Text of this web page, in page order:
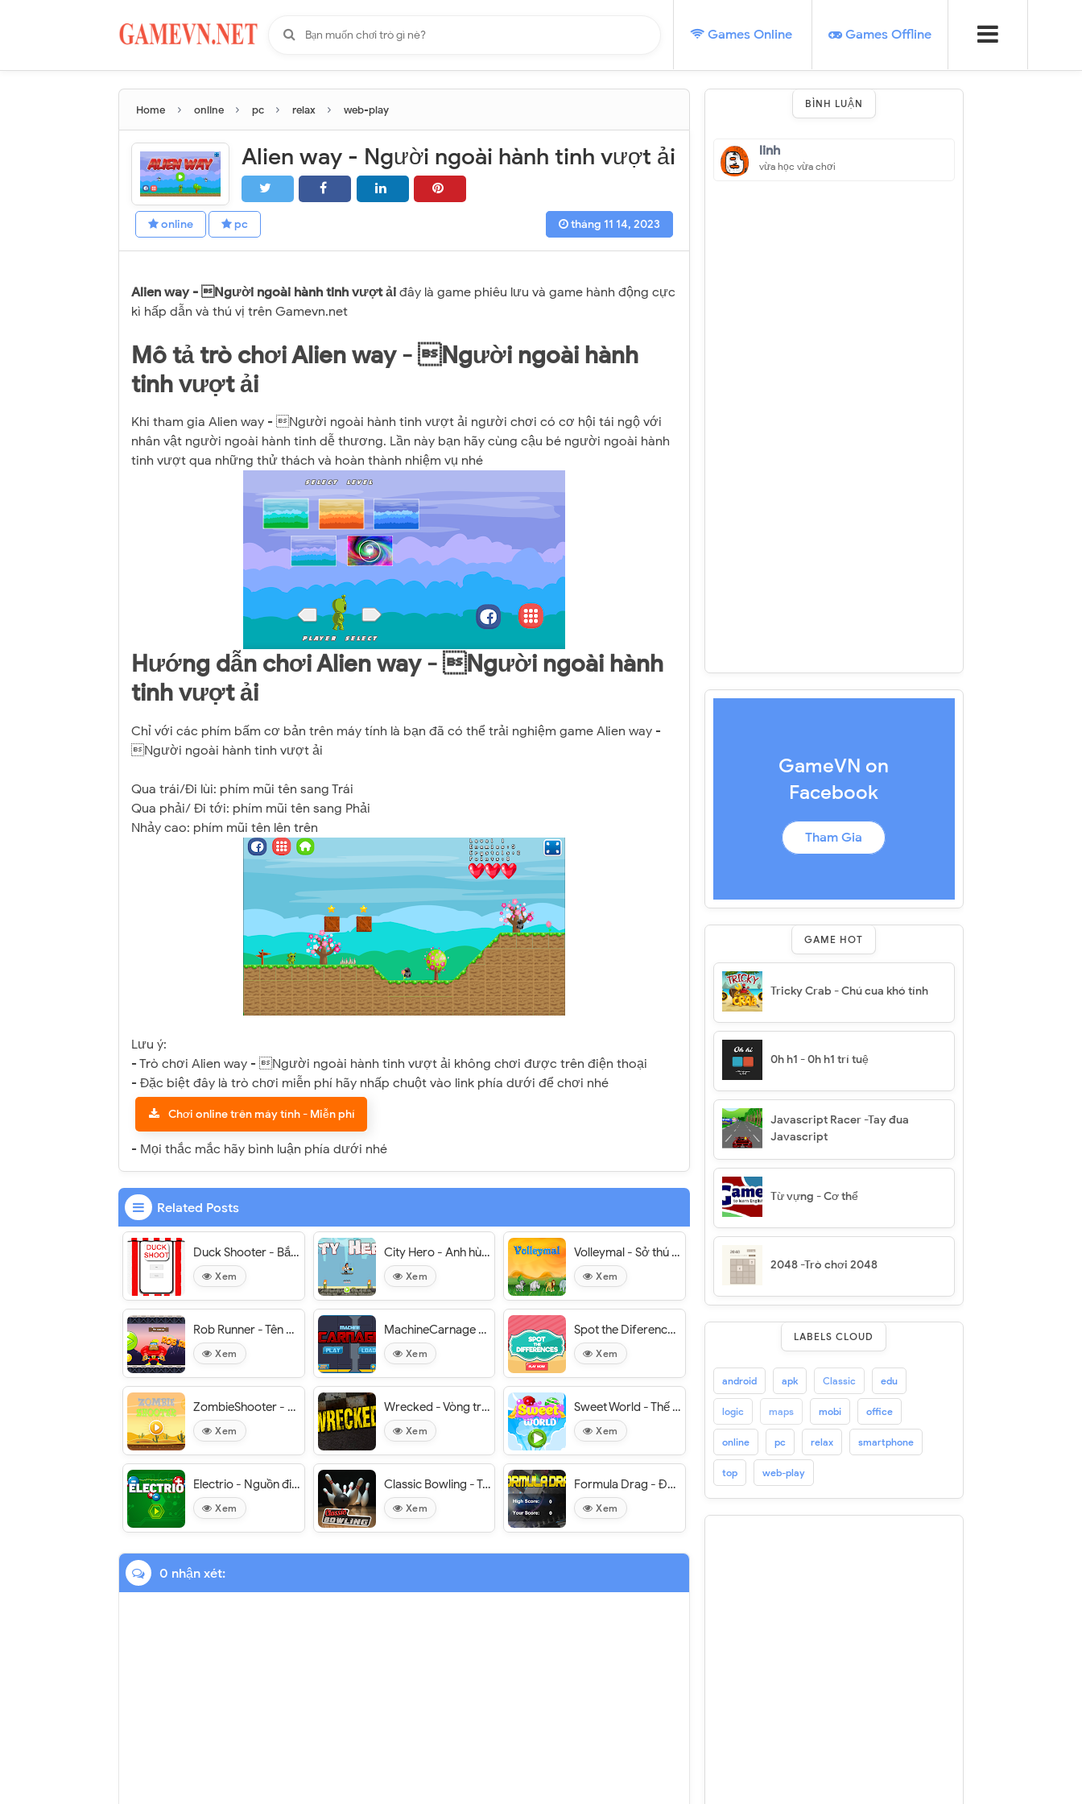
Games Online Games Offline
Home › online › pc › relax › web-play
Alien way - Người ngoài hành tinh vượt ải
online pc tháng 11 14, 2023
Alien way - Người ngoài hành tinh vượt ải đây là game phiêu lưu và game hành động cực
kì hấp dẫn và thú vị trên Gamevn.net
Mô tả trò chơi Alien way - Người ngoài hành
tinh vượt ải
Khi tham gia Alien way - Người ngoài hành tinh vượt ải người chơi có cơ hội tái ngộ với
nhân vật người ngoài hành tinh dễ thương. Lần này bạn hãy cùng cậu bé người ngoài hành
tinh vượt qua những thử thách và hoàn thành nhiệm vụ nhé
Hướng dẫn chơi Alien way - Người ngoài hành
tinh vượt ải
Chỉ với các phím bấm cơ bản trên máy tính là bạn đã có thể trải nghiệm game Alien way -
Người ngoài hành tinh vượt ải
Qua trái/Đi lùi: phím mũi tên sang Trái
Qua phải/ Đi tới: phím mũi tên sang Phải
Nhảy cao: phím mũi tên lên trên
Lưu ý:
- Trò chơi Alien way - Người ngoài hành tinh vượt ải không chơi được trên điện thoại
- Đặc biệt đây là trò chơi miễn phí hãy nhấp chuột vào link phía dưới để chơi nhé
Chơi online trên máy tính - Miễn phí
- Mọi thắc mắc hãy bình luận phía dưới nhé
Related Posts
Duck Shooter - Bắn vịt
Xem
City Hero - Anh hùng thành phố
Xem
Volleymal - Sở thú bóng chuyền
Xem
Rob Runner - Tên cướp Rob
Xem
MachineCarnage - Chú lính chì và cỗ máy
Xem
Spot the Diferences - Tìm kiếm sự khác biệt
Xem
ZombieShooter - Anh hùng Zombies
Xem
Wrecked - Vòng tròn đua xe
Xem
Sweet World - Thế giới kẹo ngọt
Xem
Electrio - Nguồn điện âm dương
Xem
Classic Bowling - Trò chơi Bowling
Xem
Formula Drag - Đua xe công thức
Xem
0 nhận xét:
BÌNH LUẬN
linh
vừa học vừa chơi
GameVN on
Facebook
Tham Gia
GAME HOT
Tricky Crab - Chú cua khó tính
0h h1 - 0h h1 trí tuệ
Javascript Racer -Tay đua
Javascript
Từ vựng - Cơ thể
2048 -Trò chơi 2048
LABELS CLOUD
android apk Classic edu
logic maps mobi office
online pc relax smartphone
top web-play